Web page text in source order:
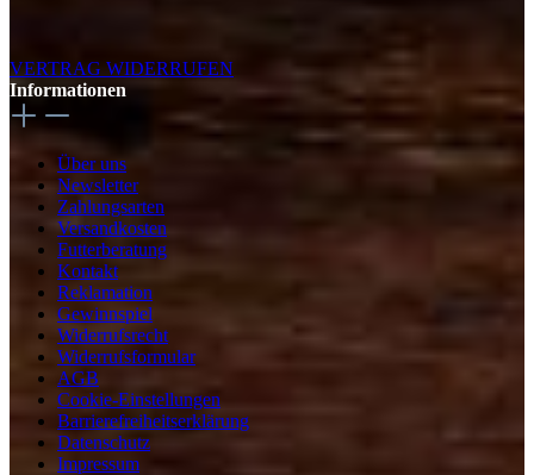
VERTRAG WIDERRUFEN
Informationen
Über uns
Newsletter
Zahlungsarten
Versandkosten
Futterberatung
Kontakt
Reklamation
Gewinnspiel
Widerrufsrecht
Widerrufsformular
AGB
Cookie-Einstellungen
Barrierefreiheitserklärung
Datenschutz
Impressum